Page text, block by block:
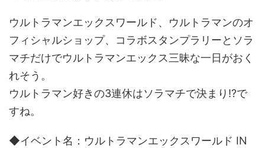
ウルトラマンエックスワールド、ウルトラマンのオ
フィシャルショップ、コラボスタンプラリーとソラ
マチだけでウルトラマンエックス三昧な一日がおく
れそう。
ウルトラマン好きの3連休はソラマチで決まり!?で
すね。
◆イベント名：ウルトラマンエックスワールド IN